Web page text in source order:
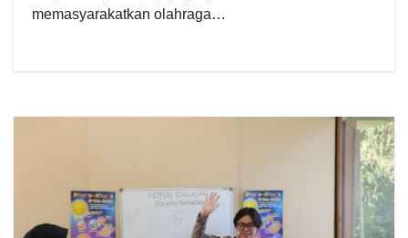
memasyarakatkan olahraga…